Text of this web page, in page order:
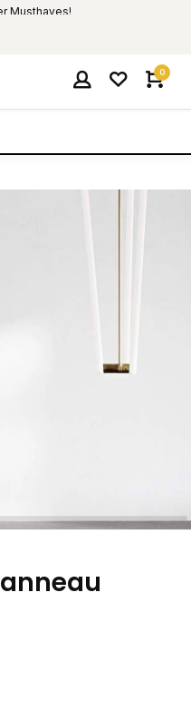
Musthaves!
0